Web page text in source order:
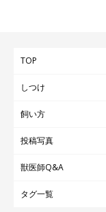
TOP
しつけ
飼い方
投稿写真
獣医師Q&A
タグ一覧